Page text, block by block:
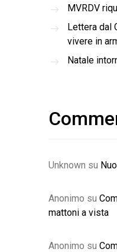
MVRDV
Lettera dal
vivere in
Natale
Unknown su
Anonimo su
mattoni a vista
Anonimo su